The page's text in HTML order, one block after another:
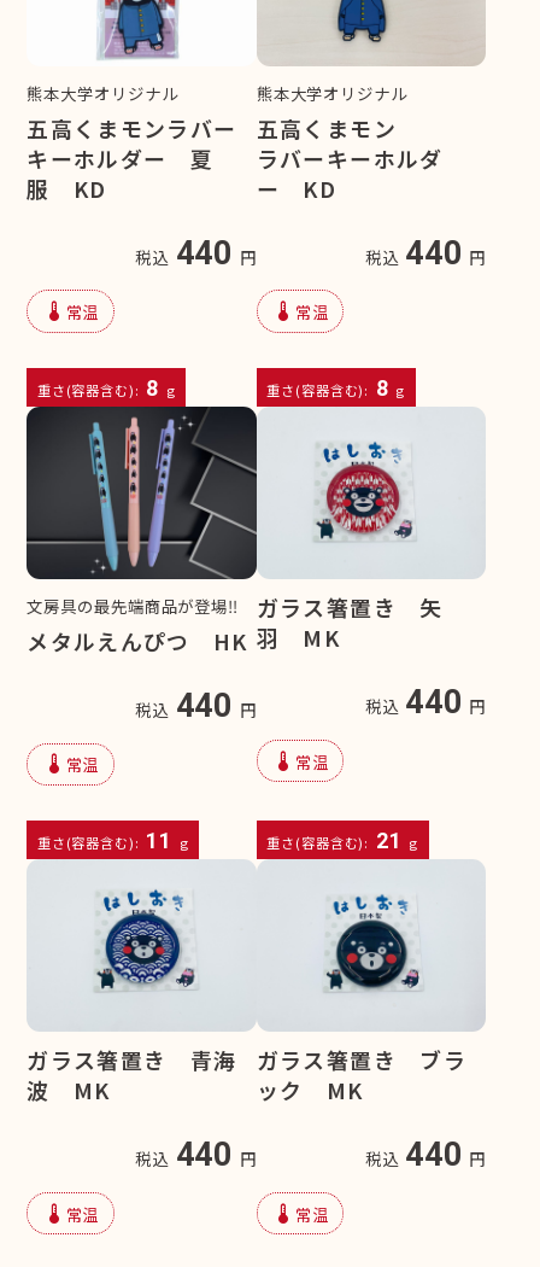
熊本大学オリジナル
五高くまモンラバー
キーホルダー 夏
服 KD
税込 440 円
device_thermostat 常温
重さ(容器含む): 8 g
熊本大学オリジナル
五高くまモン
ラバーキーホルダ
ー KD
税込 440 円
device_thermostat 常温
重さ(容器含む): 8 g
文房具の最先端商品が登場‼
メタルえんぴつ HK
税込 440 円
device_thermostat 常温
重さ(容器含む): 11 g
ガラス箸置き 矢
羽 MK
税込 440 円
device_thermostat 常温
重さ(容器含む): 21 g
ガラス箸置き 青海
波 MK
税込 440 円
device_thermostat 常温
ガラス箸置き ブラ
ック MK
税込 440 円
device_thermostat 常温